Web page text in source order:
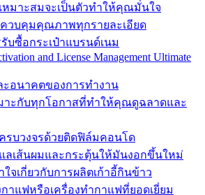
หมาะสมจะเป็นตัวทำให้คุณมั่นใจ
วบคุมคุณภาพทุกรายละเอียด
บซื้อกระเป๋าแบรนด์เนม
and License Management Ultimate
ละอนาคตของการทำงาน
าะกับทุกโอกาสที่ทำให้คุณดูฉลาดและ
รบวงจรด้วยติดฟิล์มคอนโด
ลเส้นผมและกระตุ้นให้มันงอกขึ้นใหม่
ใจเกี่ยวกับการผลิตเก้าอี้กินข้าว
กาแฟหรือเครื่องทำกาแฟที่ยอดเยี่ยม